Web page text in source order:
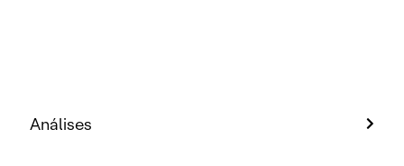
Análises